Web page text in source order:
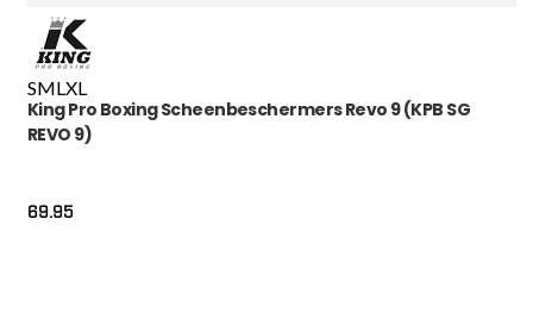
SML XL
King Pro Boxing Scheenbeschermers Revo 9 (KPB SG
REVO 9)
69.95